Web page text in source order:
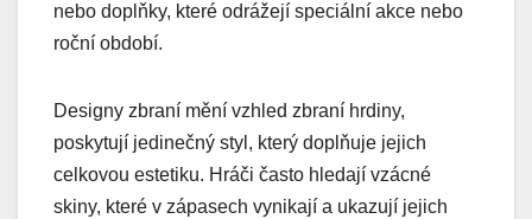
nebo doplňky, které odrážejí speciální akce nebo
roční období.
Designy zbraní mění vzhled zbraní hrdiny,
poskytují jedinečný styl, který doplňuje jejich
celkovou estetiku. Hráči často hledají vzácné
skiny, které v zápasech vynikají a ukazují jejich